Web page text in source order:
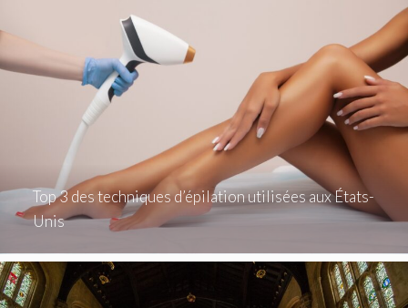
Top 3 des techniques d’épilation utilisées aux États-
Unis